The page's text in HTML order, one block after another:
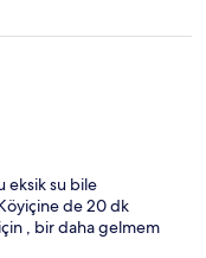
eksik su bile
de 20 dk
, bir daha gelmem